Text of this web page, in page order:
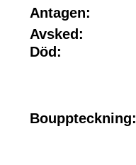
Antagen:
Avsked:
Död:
Bouppteckning: